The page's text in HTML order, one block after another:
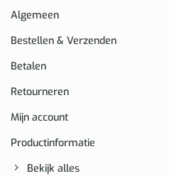
Algemeen
Bestellen & Verzenden
Betalen
Retourneren
Mijn account
Productinformatie
Bekijk alles